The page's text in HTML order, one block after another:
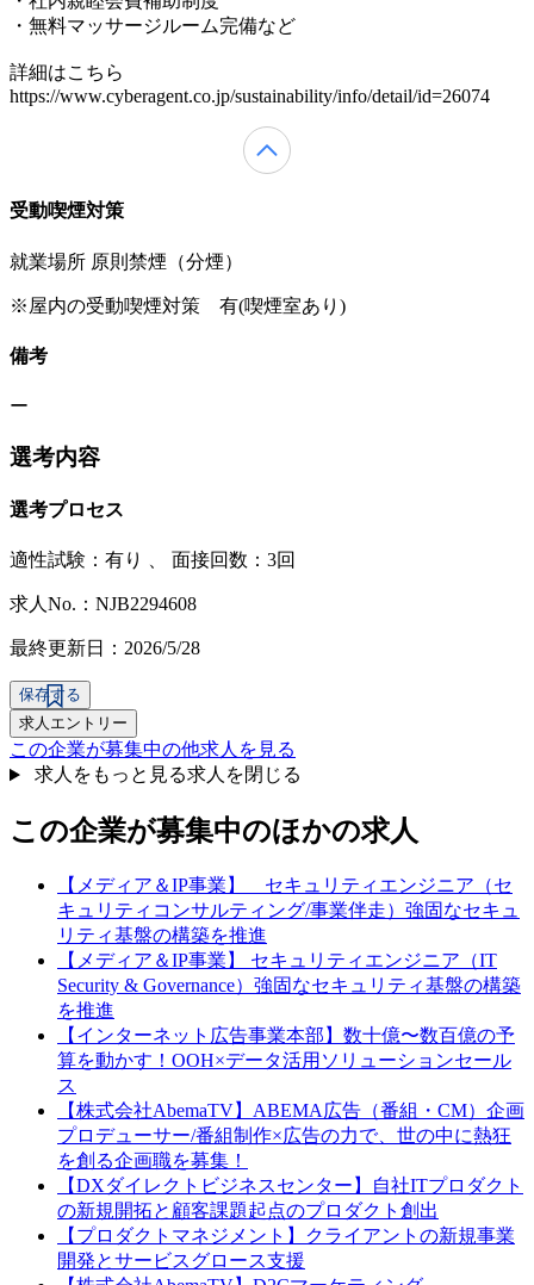
・無料マッサージルーム完備など
詳細はこちら
https://www.cyberagent.co.jp/sustainability/info/detail/id=26074
受動喫煙対策
就業場所 原則禁煙（分煙）
※屋内の受動喫煙対策 有(喫煙室あり)
備考
ー
選考内容
選考プロセス
適性試験： 有り 面接回数：3回
求人No.：NJB2294608
最終更新日：2026/5/28
保存する
求人エントリー
この企業が募集中の他求人を見る
求人をもっと見る求人を閉じる
この企業が募集中のほかの求人
【メディア＆IP事業】 セキュリティエンジニア（セ
キュリティコンサルティング/事業伴走）強固なセキュ
リティ基盤の構築を推進
【メディア＆IP事業】 セキュリティエンジニア（IT
Security & Governance）強固なセキュリティ基盤の構築
を推進
【インターネット広告事業本部】数十億〜数百億の予
算を動かす！OOH×データ活用ソリューションセール
ス
【株式会社AbemaTV】ABEMA広告（番組・CM）企画
プロデューサー/番組制作×広告の力で、世の中に熱狂
を創る企画職を募集！
【DXダイレクトビジネスセンター】自社ITプロダクト
の新規開拓と顧客課題起点のプロダクト創出
【プロダクトマネジメント】クライアントの新規事業
開発とサービスグロース支援